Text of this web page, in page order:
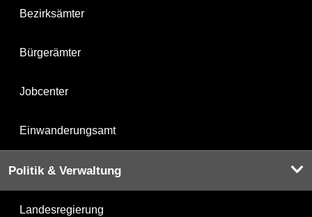
Bezirksämter
Bürgerämter
Jobcenter
Einwanderungsamt
Politik & Verwaltung
Landesregierung